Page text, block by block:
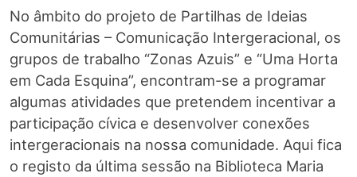
No âmbito do projeto de Partilhas de Ideias
Comunitárias – Comunicação Intergeracional, os
grupos de trabalho “Zonas Azuis” e “Uma Horta
em Cada Esquina”, encontram-se a programar
algumas atividades que pretendem incentivar a
participação cívica e desenvolver conexões
intergeracionais na nossa comunidade. Aqui fica
o registo da última sessão na Biblioteca Maria